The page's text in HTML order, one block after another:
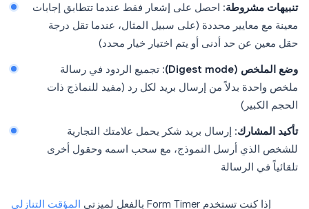
تنبيهات مشروطة: احصل على إشعار فقط عندما تتطابق إجابات
معينة مع معايير محددة (على سبيل المثال، عندما تقل درجة
حقل معين عن حد أدنى أو يتم اختيار خيار محدد)
وضع الملخص (Digest mode)
: تجميع الردود في رسالة
ملخص واحدة بدلاً من إرسال بريد لكل رد (مفيد للنماذج ذات
الحجم الكبير)
تأكيد المشارك: إرسال بريد شكر يحمل علامتك التجارية
للشخص الذي أرسل النموذج، مع سحب اسمه وحقول أخرى
تلقائياً في الرسالة
إذا كنت تستخدم Form Timer بالفعل لميزتي المؤقت التنازلي